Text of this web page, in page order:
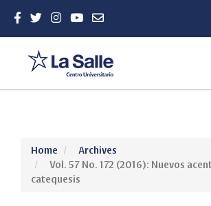
Home
Archives
Vol. 57 No. 172 (2016): Nuevos
catequesis